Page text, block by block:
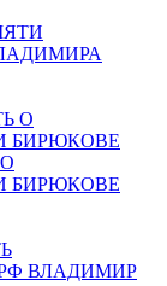
БИРЮКОВЕ